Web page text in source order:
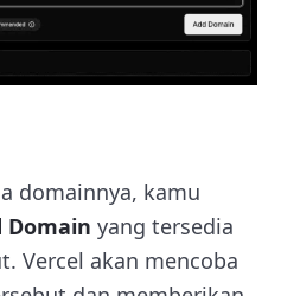
domainnya, kamu
Domain yang tersedia
Vercel akan mencoba